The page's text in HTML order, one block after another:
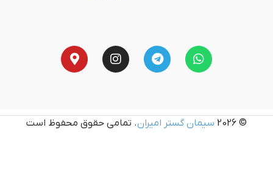
© 2026 سیمان گستر امیران. تمامی حقوق محفوظ است